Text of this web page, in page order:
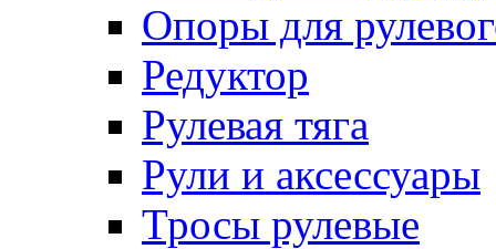
Опоры для
Редуктор
Рулевая тяга
Рули и аксессуары
Тросы рулевые